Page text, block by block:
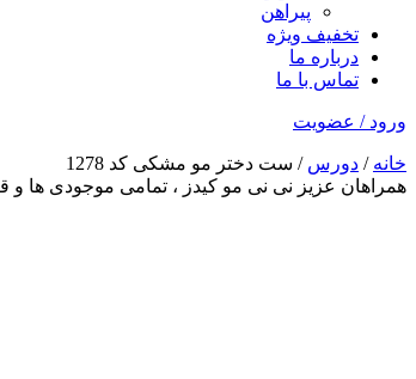
پیراهن
تخفیف ویژه
درباره ما
تماس با ما
ورود / عضویت
خانه / دورس / ست دختر مو مشکی کد 1278
همراهان عزیز نی نی مو کیدز ، تمامی موجودی ها